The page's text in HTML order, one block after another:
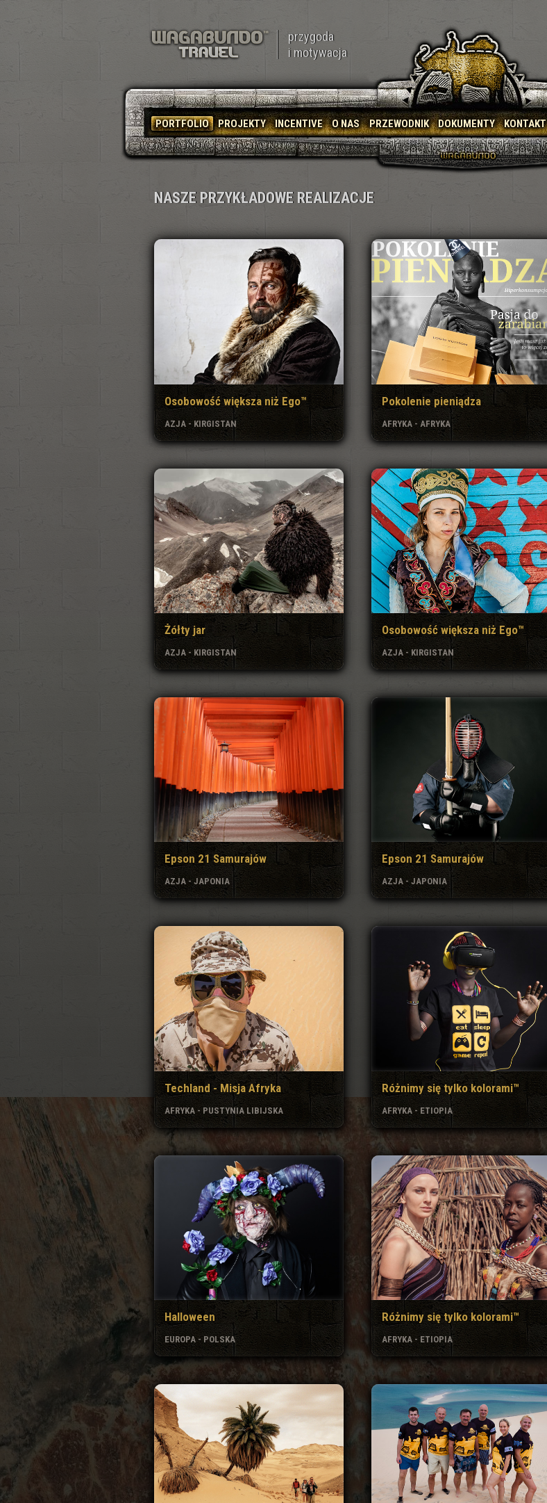
przygoda
i motywacja
PORTFOLIO PROJEKTY INCENTIVE O NAS PRZEWODNIK DOKUMENTY KONTAKT
NASZE PRZYKŁADOWE REALIZACJE
Osobowość większa niż Ego™
AZJA - KIRGISTAN
Pokolenie pieniądza
AFRYKA - AFRYKA
Żółty jar
AZJA - KIRGISTAN
Osobowość większa niż Ego™
AZJA - KIRGISTAN
Epson 21 Samurajów
AZJA - JAPONIA
Epson 21 Samurajów
AZJA - JAPONIA
Techland - Misja Afryka
AFRYKA - PUSTYNIA LIBIJSKA
Różnimy się tylko kolorami™
AFRYKA - ETIOPIA
Halloween
EUROPA - POLSKA
Różnimy się tylko kolorami™
AFRYKA - ETIOPIA